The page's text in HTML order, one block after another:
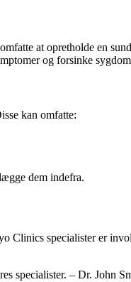
at opretholde en
og forsinke
kan omfatte:
dem indefra.
Clinics specialister er
specialister. – Dr. John